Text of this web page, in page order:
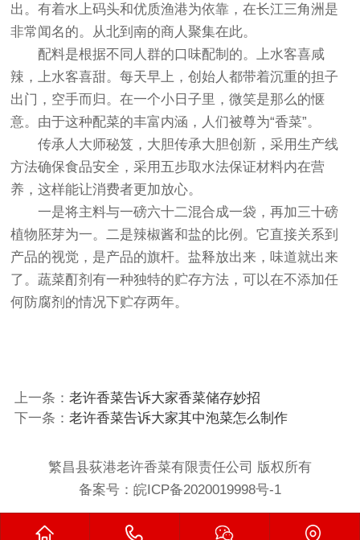
出。有着水上码头和优质渔港为依靠，在长江三角洲是
非常闻名的。从北到南的商人聚集在此。
配料是根据不同人群的口味配制的。上水客喜咸
辣，上水客喜甜。每天早上，创始人都带着沉重的担子
出门，空手而归。在一个小日子里，微笑是那么的惬
意。由于这种配菜的丰富内涵，人们被尊为“香菜”。
传承人大师秘笈，大胆传承大胆创新，采用生产线
方法确保食品安全，采用五步取水法保证材料内在营
养，这样能让消费者更加放心。
一是将主料与一磅六十二混合成一袋，再加三十磅
植物胚芽为一。二是辣椒酱和盐的比例。它直接关系到
产品的视觉，是产品的旗杆。盐释放出来，味道就出来
了。蔬菜酊剂有一种独特的贮存方法，可以在不添加任
何防腐剂的情况下贮存两年。
上一条： 老许香菜告诉大家香菜储存妙招
下一条： 老许香菜告诉大家其中泡菜怎么制作
繁昌县荻港老许香菜有限责任公司 版权所有
备案号： 皖ICP备2020019998号-1